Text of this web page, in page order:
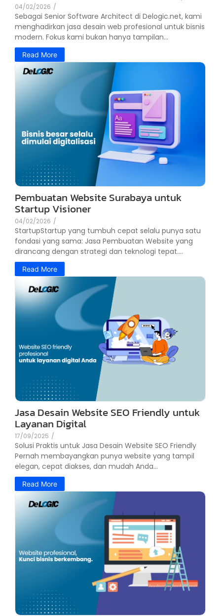
04/02/2026 /
Sebagai Senior Software Architect di Delogic.net, kami
menghadirkan jasa desain web profesional untuk bisnis
modern. Fokus kami bukan hanya tampilan...
Read More
Pembuatan Website Surabaya untuk
Startup Visioner
04/02/2026 /
StartupStartup yang tumbuh cepat selalu punya satu
fondasi yang sama: Jasa Pembuatan Website yang
dirancang dengan strategi dan teknologi tepat....
Read More
Jasa Desain Website SEO Friendly untuk
Layanan Digital
17/09/2025 /
Solusi Praktis untuk Jasa Desain Website SEO Friendly
Pernah membayangkan punya website yang tampil
elegan, cepat diakses, dan mudah Anda...
Read More